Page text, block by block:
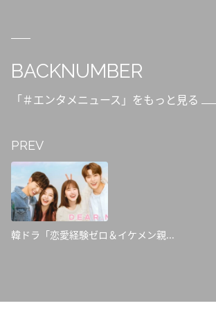
BACKNUMBER
「＃エンタメニュース」をもっと見る
PREV
韓ドラ「恋愛経験ゼロ＆イケメン親...